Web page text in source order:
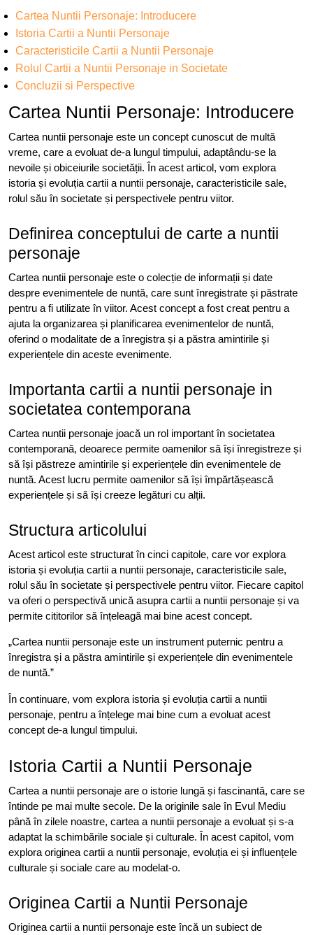
Cartea Nuntii Personaje: Introducere
Istoria Cartii a Nuntii Personaje
Caracteristicile Cartii a Nuntii Personaje
Rolul Cartii a Nuntii Personaje in Societate
Concluzii si Perspective
Cartea Nuntii Personaje: Introducere
Cartea nuntii personaje este un concept cunoscut de multă
vreme, care a evoluat de-a lungul timpului, adaptându-se la
nevoile și obiceiurile societății. În acest articol, vom explora
istoria și evoluția cartii a nuntii personaje, caracteristicile sale,
rolul său în societate și perspectivele pentru viitor.
Definirea conceptului de carte a nuntii
personaje
Cartea nuntii personaje este o colecție de informații și date
despre evenimentele de nuntă, care sunt înregistrate și păstrate
pentru a fi utilizate în viitor. Acest concept a fost creat pentru a
ajuta la organizarea și planificarea evenimentelor de nuntă,
oferind o modalitate de a înregistra și a păstra amintirile și
experiențele din aceste evenimente.
Importanta cartii a nuntii personaje in
societatea contemporana
Cartea nuntii personaje joacă un rol important în societatea
contemporană, deoarece permite oamenilor să își înregistreze și
să își păstreze amintirile și experiențele din evenimentele de
nuntă. Acest lucru permite oamenilor să își împărtășească
experiențele și să își creeze legături cu alții.
Structura articolului
Acest articol este structurat în cinci capitole, care vor explora
istoria și evoluția cartii a nuntii personaje, caracteristicile sale,
rolul său în societate și perspectivele pentru viitor. Fiecare capitol
va oferi o perspectivă unică asupra cartii a nuntii personaje și va
permite cititorilor să înțeleagă mai bine acest concept.
„Cartea nuntii personaje este un instrument puternic pentru a
înregistra și a păstra amintirile și experiențele din evenimentele
de nuntă.”
În continuare, vom explora istoria și evoluția cartii a nuntii
personaje, pentru a înțelege mai bine cum a evoluat acest
concept de-a lungul timpului.
Istoria Cartii a Nuntii Personaje
Cartea a nuntii personaje are o istorie lungă și fascinantă, care se
întinde pe mai multe secole. De la originile sale în Evul Mediu
până în zilele noastre, cartea a nuntii personaje a evoluat și s-a
adaptat la schimbările sociale și culturale. În acest capitol, vom
explora originea cartii a nuntii personaje, evoluția ei și influențele
culturale și sociale care au modelat-o.
Originea Cartii a Nuntii Personaje
Originea cartii a nuntii personaje este încă un subiect de